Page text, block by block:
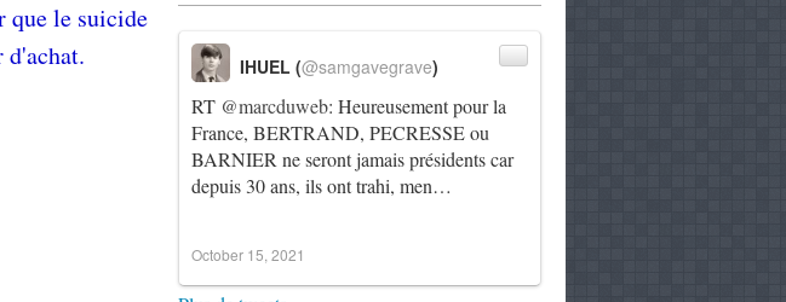
que le suicide
RT @marcduweb: Heureusement pour la
France, BERTRAND, PECRESSE ou
BARNIER ne seront jamais présidents car
depuis 30 ans, ils ont trahi, men…
IHUEL (@samgavegrave)
October 15, 2021